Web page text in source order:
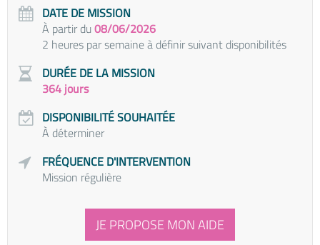
DATE DE MISSION
À partir du08/06/2026
2 heures par semaine à définir suivant disponibilités
DURÉE DE LA MISSION
364 jours
DISPONIBILITÉ SOUHAITÉE
À déterminer
FRÉQUENCE D'INTERVENTION
Mission régulière
JE PROPOSE MON AIDE